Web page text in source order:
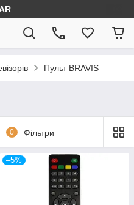
Пульт BRAVIS
0 Фільтри
–5%